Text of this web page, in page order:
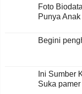
Foto
Punya
Begini
Ini Sumber
Suka pamer